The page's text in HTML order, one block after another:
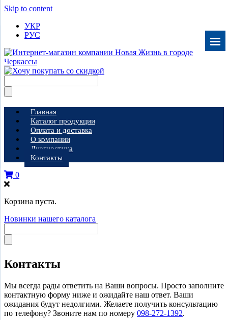
Skip to content
УКР
РУС
Главная
Каталог продукции
Оплата и доставка
О компании
Диагностика
Контакты
0
Корзина пуста.
Новинки нашего каталога
Контакты
Мы всегда рады ответить на Ваши вопросы. Просто заполните
контактную форму ниже и ожидайте наш ответ. Ваши
ожидания будут недолгими. Желаете получить консультацию
по телефону? Звоните нам по номеру 098-272-1392.